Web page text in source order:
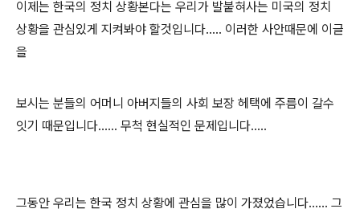
이제는 한국의 정치 상황본다는 우리가 발붙혀사는 미국의 정치
상황을 관심있게 지켜봐야 할것입니다..... 이러한 사안때문에 이글
을
보시는 분들의 어머니 아버지들의 사회 보장 헤택에 주름이 갈수
잇기 때문입니다...... 무척 현실적인 문제입니다.....
그동안 우리는 한국 정치 상황에 관심을 많이 가졌었습니다...... 그